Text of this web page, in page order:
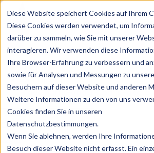
Diese Website speichert Cookies auf Ihrem
Diese Cookies werden verwendet, um
darüber zu sammeln, wie Sie mit unserer
interagieren. Wir verwenden diese
Ihre Browser-Erfahrung zu verbessern und
sowie für Analysen und Messungen zu
Besuchern auf dieser Website und anderen
Weitere Informationen zu den von uns
Cookies finden Sie in unseren
Datenschutzbestimmungen.
Wenn Sie ablehnen, werden Ihre
Besuch dieser Website nicht erfasst. Ein
Features
Solutions
BlogChartsRabatt CodesPakete
Login